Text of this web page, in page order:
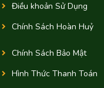
Điều khoản Sử Dụng
Chính Sách Hoàn Huỷ
Chính Sách Bảo Mật
Hình Thức Thanh Toán